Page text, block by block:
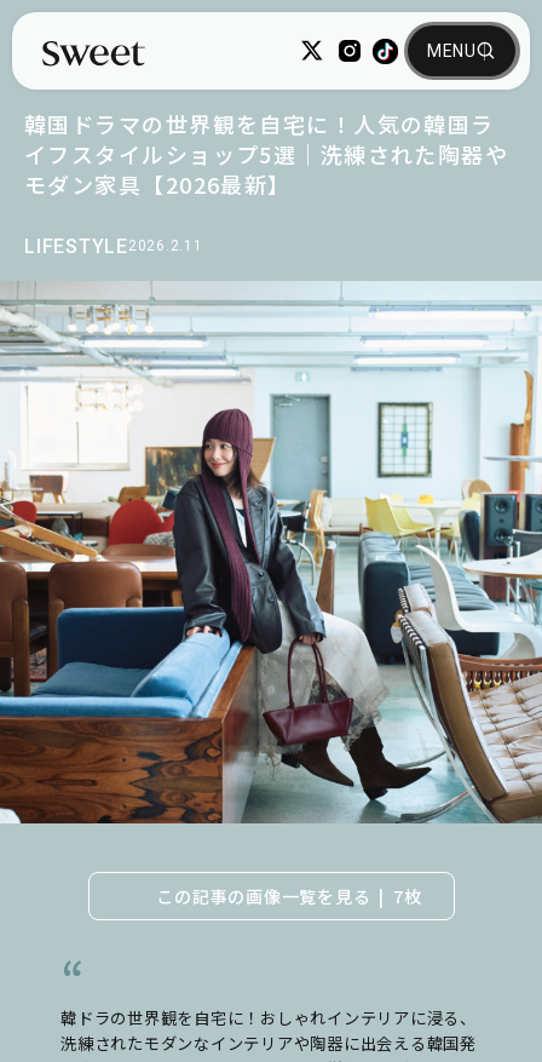
LIFESTYLE2026.2.11
韓国ドラマの世界観を自宅に！人気の韓国ラ
イフスタイルショップ5選｜洗練された陶器や
モダン家具【2026最新】
この記事の画像一覧を見る 7枚
韓ドラの世界観を自宅に！おしゃれインテリアに浸る、
洗練されたモダンなインテリアや陶器に出会える韓国発